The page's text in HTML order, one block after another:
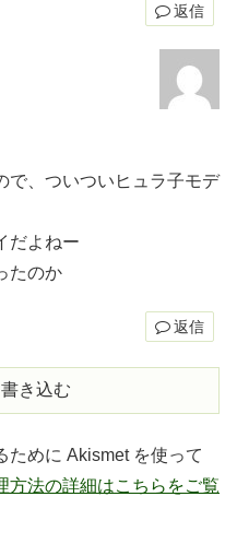
返信
で、ついついヒュラ子モデ
だよねー
たのか
返信
き込む
ために Akismet を使って
方法の詳細はこちらをご覧